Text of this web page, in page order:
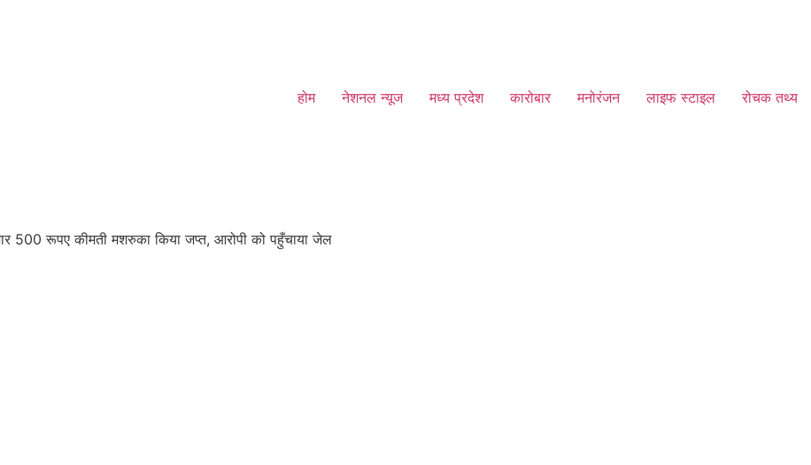
होम नेशनल न्यूज मध्य प्रदेश कारोबार मनोरंजन लाइफ स्टाइल रोचक तथ्य
रूपए कीमती मशरुका किया जप्त, आरोपी को पहुँचाया जेल